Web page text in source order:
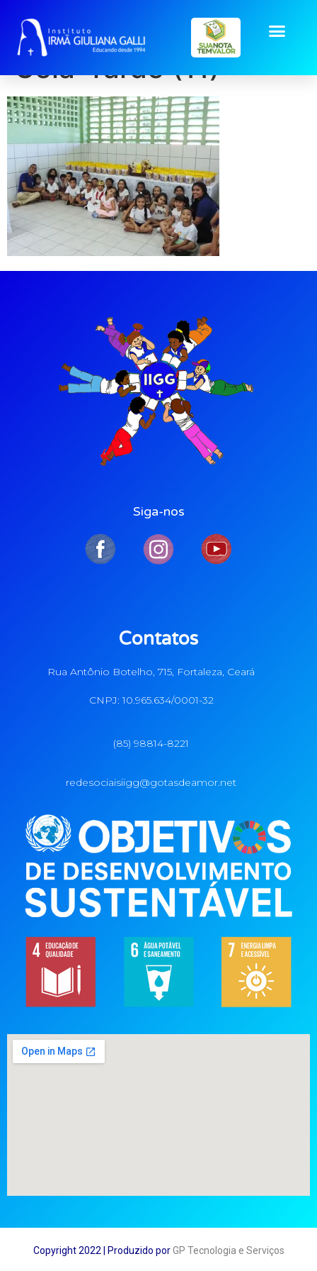
Ceia-Tarde (11)
Siga-nos
Contatos
Rua Antônio Botelho, 715, Fortaleza, Ceará
CNPJ: 10.965.634/0001-32
(85) 98814-8221
redesociaisiigg@gotasdeamor.net
Copyright 2022 | Produzido por GP Tecnologia e Serviços